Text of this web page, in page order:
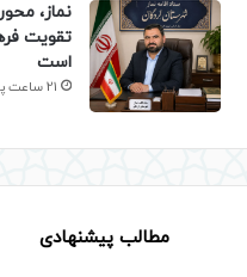
نماز،
تقویت
است
21 ساعت پیش
مطالب پیشنهادی